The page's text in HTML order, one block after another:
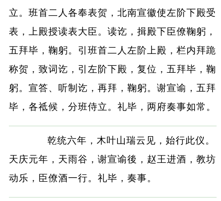
立。班首二人各奉表贺，北南宣徽使左阶下殿受
表，上殿授读表大臣。读讫，揖殿下臣僚鞠躬，
五拜毕，鞠躬。引班首二人左阶上殿，栏内拜跪
称贺，致词讫，引左阶下殿，复位，五拜毕，鞠
躬。宣答、听制讫，再拜，鞠躬。谢宣谕，五拜
毕，各祗候，分班侍立。礼毕，两府奏事如常。
乾统六年，木叶山瑞云见，始行此仪。
天庆元年，天雨谷，谢宣谕後，赵王进酒，教坊
动乐，臣僚酒一行。礼毕，奏事。